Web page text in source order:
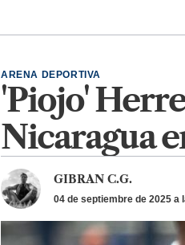
'Piojo'
Nicaragua
ARENA DEPORTIVA
GIBRAN C.G.
04 de septiembre de 2025 a